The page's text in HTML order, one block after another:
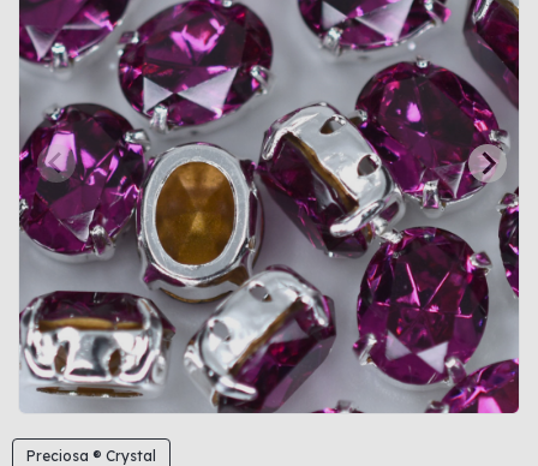
Preciosa ® Crystal